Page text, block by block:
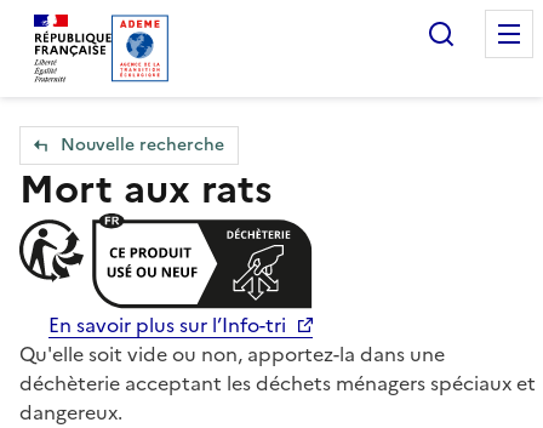
Accueil — Que Faire de mes objets & déchets
Nouvelle recherche
Mort aux rats
En savoir plus sur l’Info-tri
Qu'elle soit vide ou non, apportez-la dans une
déchèterie acceptant les déchets ménagers spéciaux et
dangereux.